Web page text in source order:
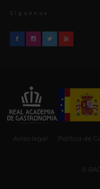
Síguenos
Aviso legal Política de
©